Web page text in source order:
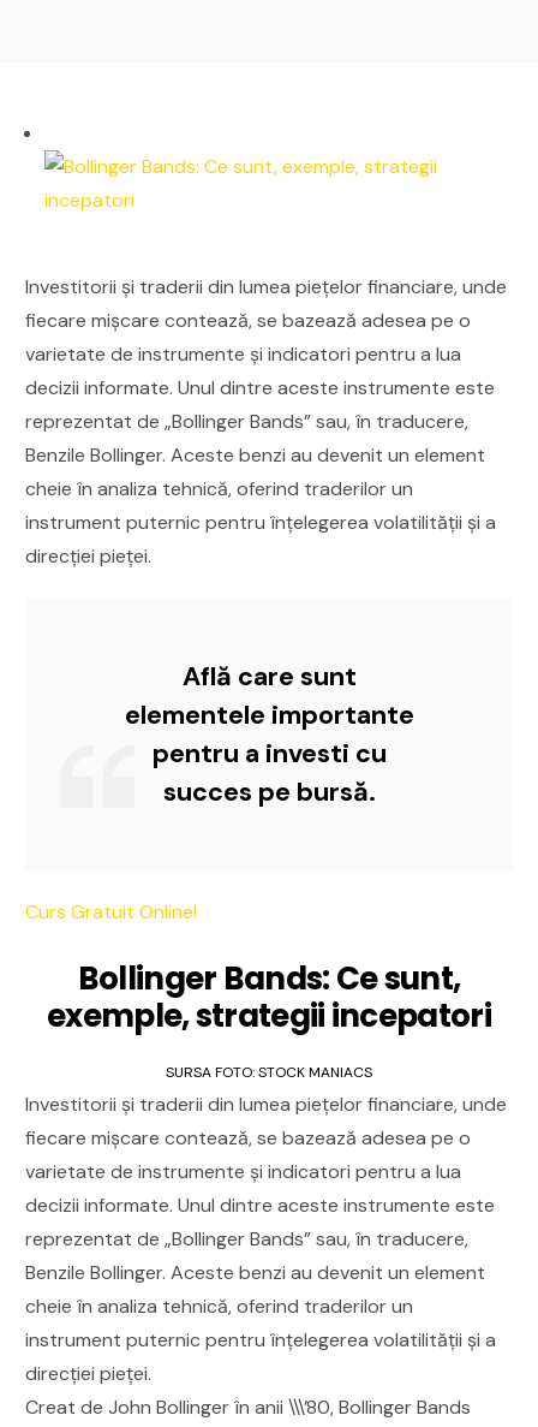
Investitorii și traderii din lumea piețelor financiare, unde
fiecare mișcare contează, se bazează adesea pe o
varietate de instrumente și indicatori pentru a lua
decizii informate. Unul dintre aceste instrumente este
reprezentat de „Bollinger Bands” sau, în traducere,
Benzile Bollinger. Aceste benzi au devenit un element
cheie în analiza tehnică, oferind traderilor un
instrument puternic pentru înțelegerea volatilității și a
direcției pieței.
Află care sunt
elementele importante
pentru a investi cu
succes pe bursă.
Curs Gratuit Online!
Bollinger Bands: Ce sunt,
exemple, strategii incepatori
SURSA FOTO: STOCK MANIACS
Investitorii și traderii din lumea piețelor financiare, unde
fiecare mișcare contează, se bazează adesea pe o
varietate de instrumente și indicatori pentru a lua
decizii informate. Unul dintre aceste instrumente este
reprezentat de „Bollinger Bands” sau, în traducere,
Benzile Bollinger. Aceste benzi au devenit un element
cheie în analiza tehnică, oferind traderilor un
instrument puternic pentru înțelegerea volatilității și a
direcției pieței.
Creat de John Bollinger în anii \\\’80, Bollinger Bands